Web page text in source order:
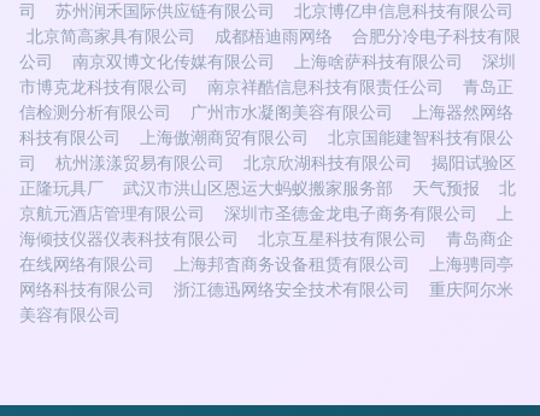
司
苏州润禾国际供应链有限公司
北京博亿申信息科技有限公司
北京简高家具有限公司
成都梧迪雨网络
合肥分冷电子科技有限
公司
南京双博文化传媒有限公司 上海啥萨科技有限公司
深圳
市博克龙科技有限公司
南京祥酷信息科技有限责任公司
青岛正
信检测分析有限公司
广州市水凝阁美容有限公司
上海器然网络
科技有限公司
上海傲潮商贸有限公司
北京国能建智科技有限公
司
杭州漾漾贸易有限公司 北京欣湖科技有限公司
揭阳试验区
正隆玩具厂
武汉市洪山区恩运大蚂蚁搬家服务部 天气预报
北
京航元酒店管理有限公司
深圳市圣德金龙电子商务有限公司
上
海倾技仪器仪表科技有限公司
北京互星科技有限公司
青岛商企
在线网络有限公司
上海邦杳商务设备租赁有限公司
上海骋同亭
网络科技有限公司
浙江德迅网络安全技术有限公司
重庆阿尔米
美容有限公司